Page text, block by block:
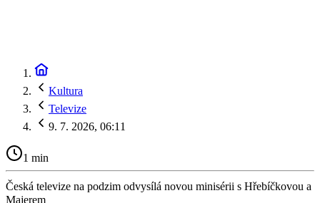
Kultura
Televize
9. 7. 2026, 06:11
1 min
Česká televize na podzim odvysílá novou minisérii s Hřebíčkovou a
Majerem